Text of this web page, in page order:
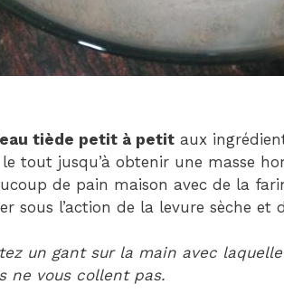
tiède petit à petit aux
tout jusqu’à obtenir une masse
de pain maison avec de la
sous l’action de la levure sèche et
un gant sur la main avec
ne vous collent pas.